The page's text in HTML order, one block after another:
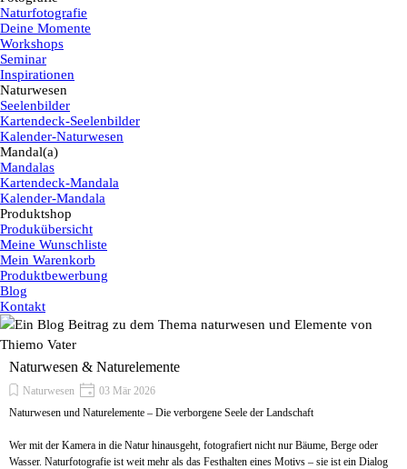
Naturfotografie
Deine Momente
Workshops
Seminar
Inspirationen
Naturwesen
Seelenbilder
Kartendeck-Seelenbilder
Kalender-Naturwesen
Mandal(a)
Mandalas
Kartendeck-Mandala
Kalender-Mandala
Produktshop
Produkübersicht
Meine Wunschliste
Mein Warenkorb
Produktbewerbung
Blog
Kontakt
Naturwesen & Naturelemente
Naturwesen
03 Mär 2026
Naturwesen und Naturelemente – Die verborgene Seele der Landschaft
Wer mit der Kamera in die Natur hinausgeht, fotografiert nicht nur Bäume, Berge oder
Wasser. Naturfotografie ist weit mehr als das Festhalten eines Motivs – sie ist ein Dialog